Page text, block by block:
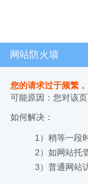
网站防火墙
您的请求过于频繁
可能原因：您对该
如何解决：
1）稍等一段
2）如网站托
3）普通网站